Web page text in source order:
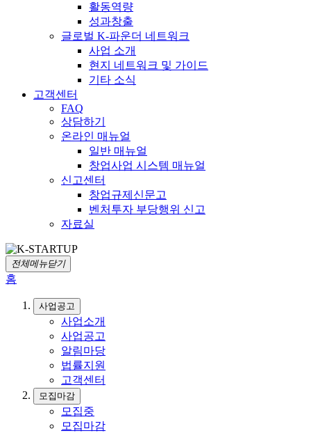
활동역량
성과창출
글로벌 K-파운더 네트워크
사업 소개
현지 네트워크 및 가이드
기타 소식
고객센터
FAQ
상담하기
온라인 매뉴얼
일반 매뉴얼
창업사업 시스템 매뉴얼
신고센터
창업규제신문고
벤처투자 부당행위 신고
자료실
전체메뉴닫기
홈
사업공고
사업소개
사업공고
알림마당
법률지원
고객센터
모집마감
모집중
모집마감